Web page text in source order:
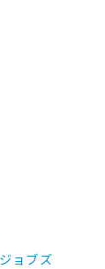
ョブズ